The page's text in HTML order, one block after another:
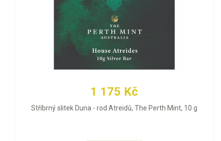
1 175 Kč
Stříbrný slitek Duna - rod Atreidů, The Perth Mint, 10 g